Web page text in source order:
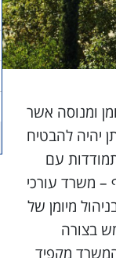
ומנוסה אשר
יהיה להבטיח
עם
– משרד עורכי
מיומן של
בצורה
מקפיד